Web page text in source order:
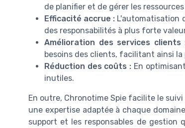
de planifier et de gérer les
Efficacité accrue : L'automatisation
des responsabilités à plus forte
Amélioration des services clients
besoins des clients, facilitant ainsi la
Réduction des coûts : En
inutiles.
En outre, Chronotime Spie facilite le
une expertise adaptée à chaque
support et les responsables de